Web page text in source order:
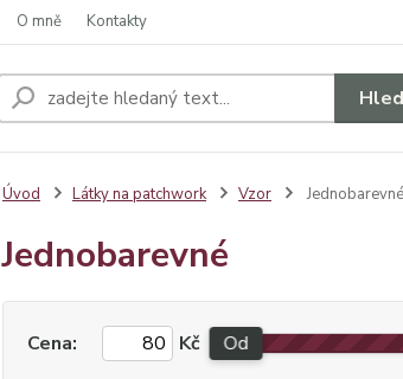
O mně Kontakty
Úvod Látky na patchwork Vzor Jednobarevné
Jednobarevné
Cena: Kč Od